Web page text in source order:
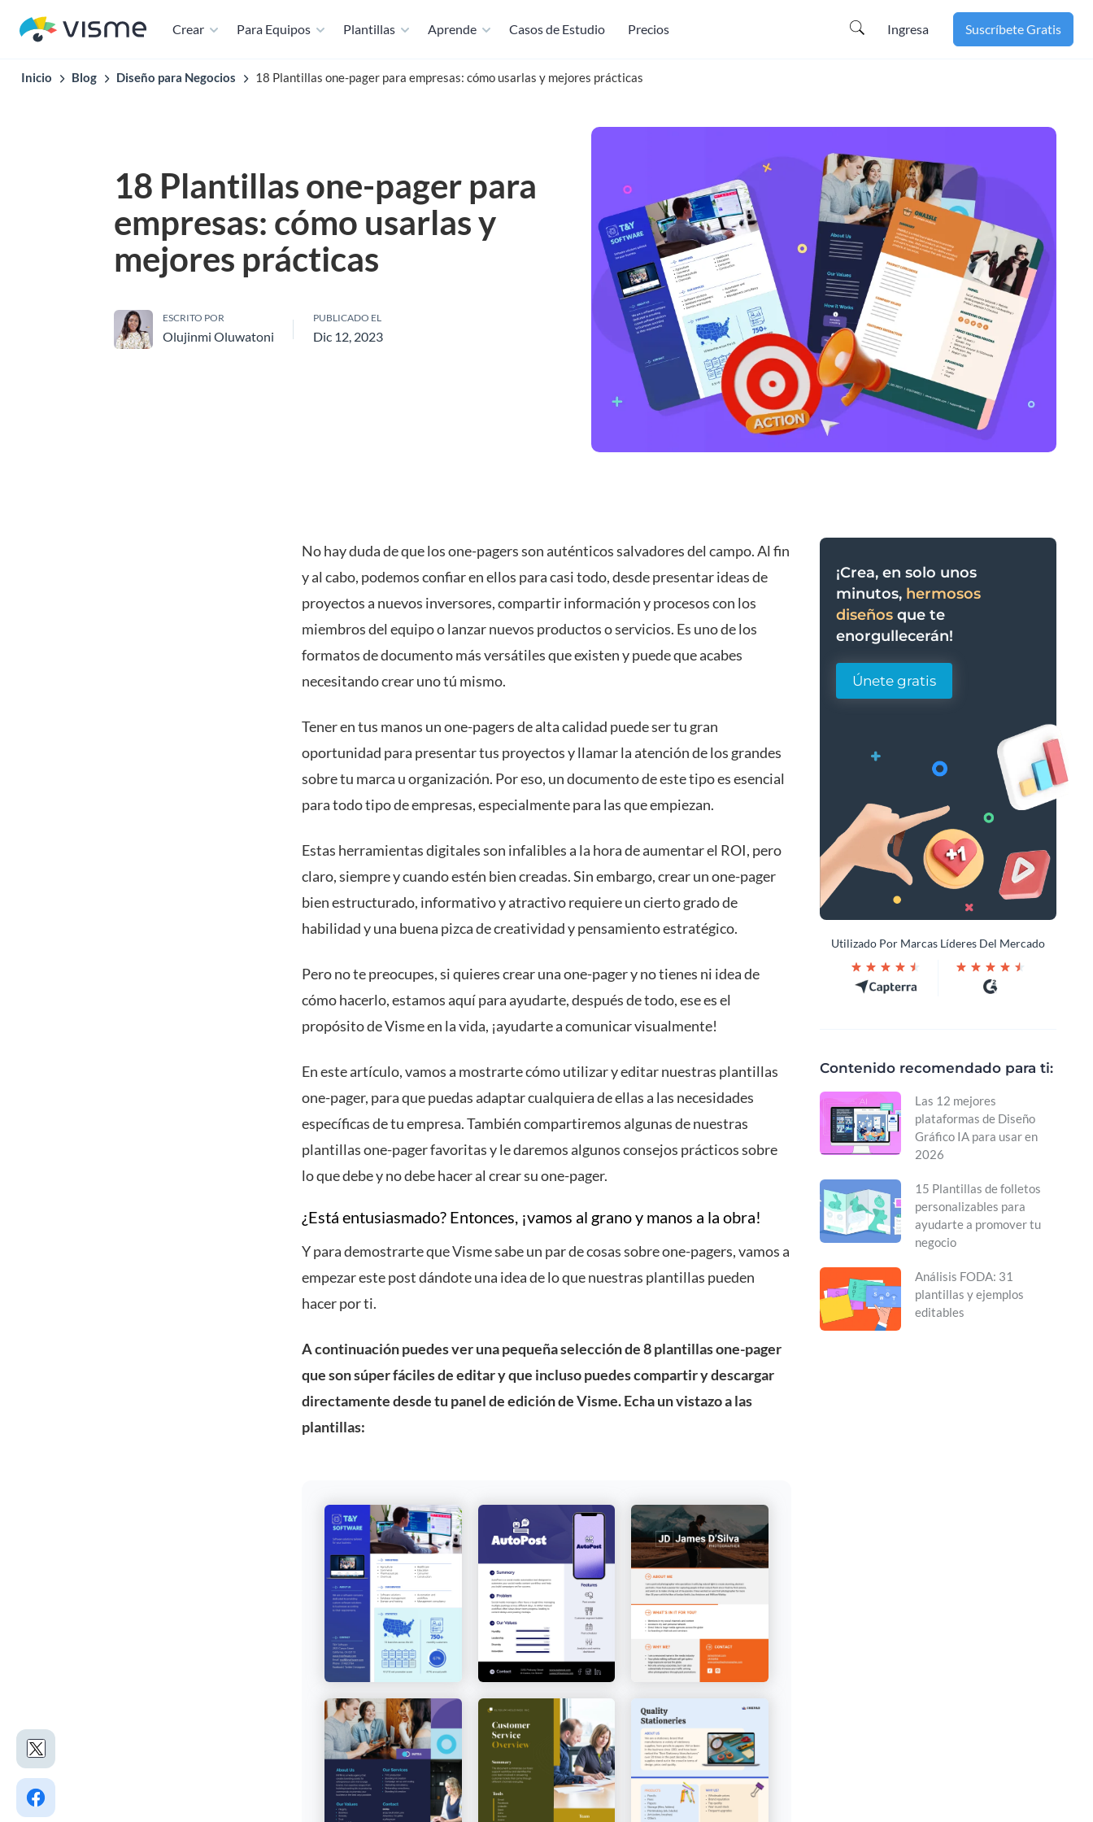
Crear Para Equipos Plantillas Aprende Casos de Estudio Precios Ingresa Suscríbete Gratis
Inicio Blog Diseño para Negocios 18 Plantillas one-pager para empresas: cómo usarlas y mejores prácticas
18 Plantillas one-pager para
empresas: cómo usarlas y
mejores prácticas
ESCRITO POR
Olujinmi Oluwatoni
PUBLICADO EL
Dic 12, 2023
No hay duda de que los one-pagers son auténticos salvadores del campo. Al fin
y al cabo, podemos confiar en ellos para casi todo, desde presentar ideas de
proyectos a nuevos inversores, compartir información y procesos con los
miembros del equipo o lanzar nuevos productos o servicios. Es uno de los
formatos de documento más versátiles que existen y puede que acabes
necesitando crear uno tú mismo.
Tener en tus manos un one-pagers de alta calidad puede ser tu gran
oportunidad para presentar tus proyectos y llamar la atención de los grandes
sobre tu marca u organización. Por eso, un documento de este tipo es esencial
para todo tipo de empresas, especialmente para las que empiezan.
Estas herramientas digitales son infalibles a la hora de aumentar el ROI, pero
claro, siempre y cuando estén bien creadas. Sin embargo, crear un one-pager
bien estructurado, informativo y atractivo requiere un cierto grado de
habilidad y una buena pizca de creatividad y pensamiento estratégico.
Pero no te preocupes, si quieres crear una one-pager y no tienes ni idea de
cómo hacerlo, estamos aquí para ayudarte, después de todo, ese es el
propósito de Visme en la vida, ¡ayudarte a comunicar visualmente!
En este artículo, vamos a mostrarte cómo utilizar y editar nuestras plantillas
one-pager, para que puedas adaptar cualquiera de ellas a las necesidades
específicas de tu empresa. También compartiremos algunas de nuestras
plantillas one-pager favoritas y le daremos algunos consejos prácticos sobre
lo que debe y no debe hacer al crear su one-pager.
¿Está entusiasmado? Entonces, ¡vamos al grano y manos a la obra!
Y para demostrarte que Visme sabe un par de cosas sobre one-pagers, vamos a
empezar este post dándote una idea de lo que nuestras plantillas pueden
hacer por ti.
A continuación puedes ver una pequeña selección de 8 plantillas one-pager
que son súper fáciles de editar y que incluso puedes compartir y descargar
directamente desde tu panel de edición de Visme. Echa un vistazo a las
plantillas:
¡Crea, en solo unos
minutos, hermosos
diseños que te
enorgullecerán!
Únete gratis
Utilizado Por Marcas Líderes Del Mercado
Contenido recomendado para ti:
Las 12 mejores
plataformas de Diseño
Gráfico IA para usar en
2026
15 Plantillas de folletos
personalizables para
ayudarte a promover tu
negocio
Análisis FODA: 31
plantillas y ejemplos
editables